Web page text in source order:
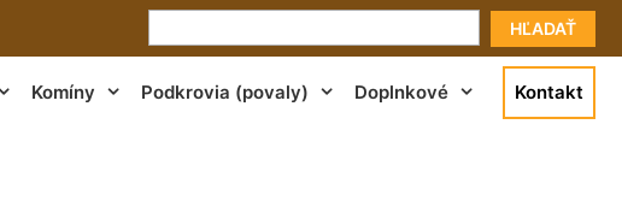
HĽADAŤ
Komíny Podkrovia (povaly) Doplnkové Kontakt